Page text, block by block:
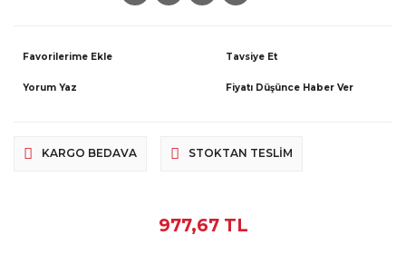
Tavsiye Et
Yorum Yaz Fiyatı Düşünce Haber Ver
KARGO BEDAVA STOKTAN TESLIM
977,67 TL